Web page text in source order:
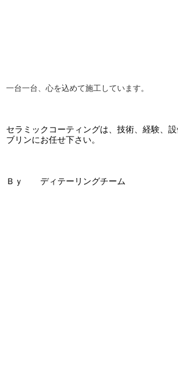
一台一台、心を込めて施工しています。
セラミックコーティングは、技術、経験、
ブリンにお任せ下さい。
Ｂｙ ディテーリングチーム